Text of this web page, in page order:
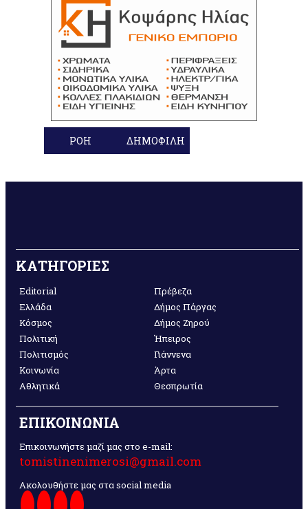
ΡΟΗ ΔΗΜΟΦΙΛΗ
ΚΑΤΗΓΟΡΙΕΣ
Editorial
Ελλάδα
Κόσμος
Πολιτική
Πολιτισμός
Κοινωνία
Αθλητικά
Πρέβεζα
Δήμος Πάργας
Δήμος Ζηρού
Ήπειρος
Γιάννενα
Άρτα
Θεσπρωτία
ΕΠΙΚΟΙΝΩΝΙΑ
Επικοινωνήστε μαζί μας στο e-mail:
tomistinenimerosi@gmail.com
Ακολουθήστε μας στα social media